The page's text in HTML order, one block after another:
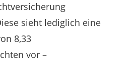
sieht lediglich eine
8,33
vor –